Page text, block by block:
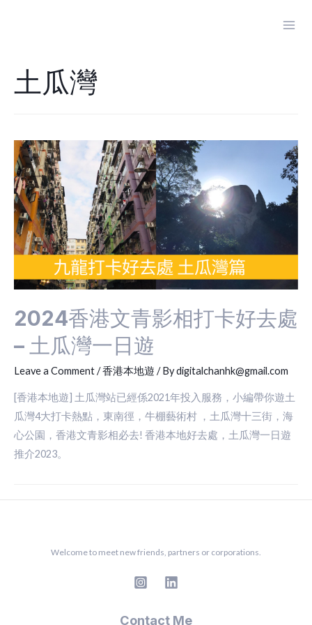
土瓜灣
2024香港文青影相打卡好去處
– 土瓜灣一日遊
Leave a Comment/香港本地遊 / Bydigitalchanhk@gmail.com
[香港本地遊] 土瓜灣站已經係2021年投入服務，小編帶你遊土
瓜灣4大打卡熱點，東南徑，牛棚藝術村 ，土瓜灣十三街，海
心公園，香港文青影相必去! 香港本地好去處，土瓜灣一日遊
推介2023。
Welcome to meet new friends, partners or corporations.
Contact Me